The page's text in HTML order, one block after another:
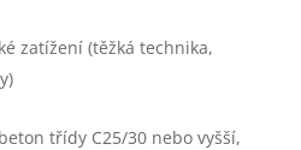
zatížení (těžká technika,
třídy C25/30 nebo vyšší,